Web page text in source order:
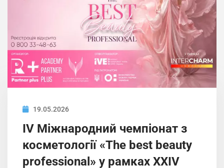
19.05.2026
IV Міжнародний чемпіонат з
косметології «The best beauty
professional» у рамках XXIV